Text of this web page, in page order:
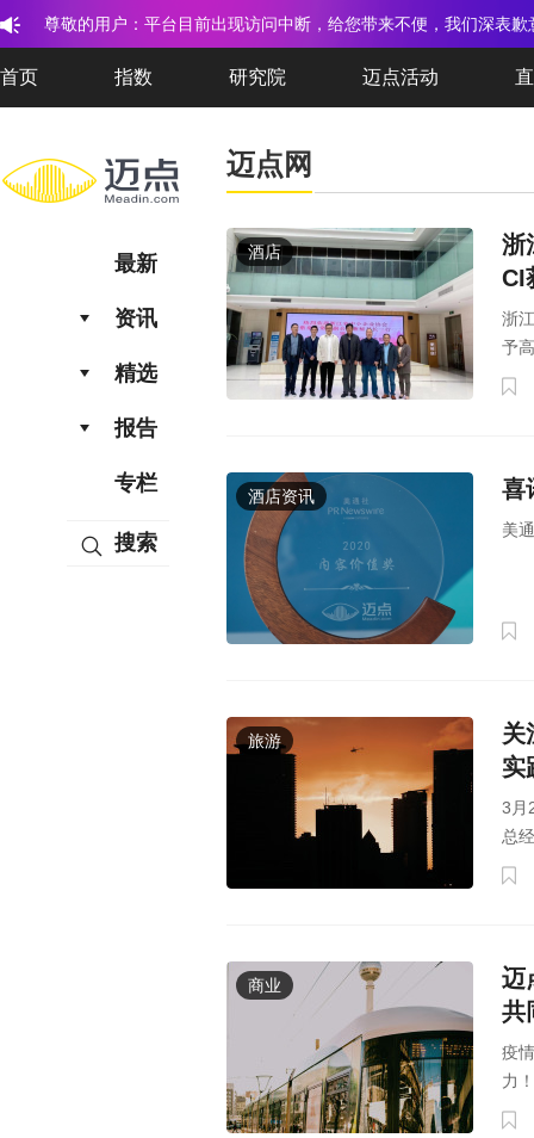
尊敬的用户：平台目前出现访问中断，给您带来不便，我们深表
谢广大用户一如既往的信任与支持！
首页 指数 研究院 迈点活动
最新
资讯
精选
报告
专栏
搜索
迈点网
酒店
浙
CI
浙
予
酒店资讯 喜
美
旅游
关
实
3月
总
商业
迈
共
疫
力！